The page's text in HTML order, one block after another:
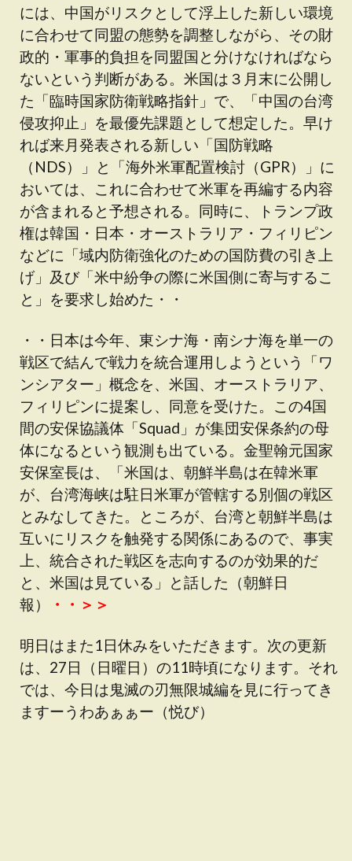
には、中国がリスクとして浮上した新しい環境
に合わせて同盟の態勢を調整しながら、その財
政的・軍事的負担を同盟国と分けなければなら
ないという判断がある。米国は３月末に公開し
た「臨時国家防衛戦略指針」で、「中国の台湾
侵攻抑止」を最優先課題として想定した。早け
れば来月発表される新しい「国防戦略
（NDS）」と「海外米軍配置検討（GPR）」に
おいては、これに合わせて米軍を再編する内容
が含まれると予想される。同時に、トランプ政
権は韓国・日本・オーストラリア・フィリピン
などに「域内防衛強化のための国防費の引き上
げ」及び「米中紛争の際に米国側に寄与するこ
と」を要求し始めた・・
・・日本は今年、東シナ海・南シナ海を単一の
戦区で結んで戦力を統合運用しようという「ワ
ンシアター」概念を、米国、オーストラリア、
フィリピンに提案し、同意を受けた。この4国
間の安保協議体「Squad」が集団安保条約の母
体になるという観測も出ている。金聖翰元国家
安保室長は、「米国は、朝鮮半島は在韓米軍
が、台湾海峡は駐日米軍が管轄する別個の戦区
とみなしてきた。ところが、台湾と朝鮮半島は
互いにリスクを触発する関係にあるので、事実
上、統合された戦区を志向するのが効果的だ
と、米国は見ている」と話した（朝鮮日
報）
・・＞＞
明日はまた1日休みをいただきます。次の更新
は、27日（日曜日）の11時頃になります。それ
では、今日は鬼滅の刃無限城編を見に行ってき
ますーうわあぁぁー（悦び）